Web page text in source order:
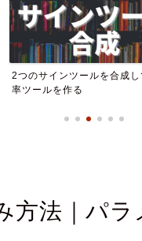
高勝
EA・自動売買に向
は？TitanFXブレー...
方法｜パラ